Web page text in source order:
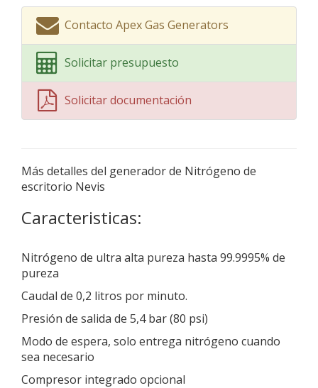
Contacto Apex Gas Generators
Solicitar presupuesto
Solicitar documentación
Más detalles del generador de Nitrógeno de
escritorio Nevis
Caracteristicas:
Nitrógeno de ultra alta pureza hasta 99.9995% de
pureza
Caudal de 0,2 litros por minuto.
Presión de salida de 5,4 bar (80 psi)
Modo de espera, solo entrega nitrógeno cuando
sea necesario
Compresor integrado opcional